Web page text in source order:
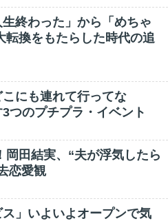
終わった」から「めちゃ
転換をもたらした時代の追
にも連れて行ってな
のプチプラ・イベント
田結実、“夫が浮気したら
恋愛観
」いよいよオープンで気